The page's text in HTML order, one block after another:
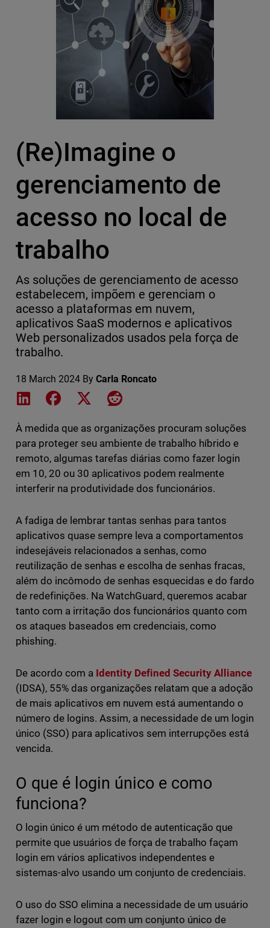
(Re)Imagine o
gerenciamento de
acesso no local de
trabalho
As soluções de gerenciamento de acesso
estabelecem, impõem e gerenciam o
acesso a plataformas em nuvem,
aplicativos SaaS modernos e aplicativos
Web personalizados usados pela força de
trabalho.
18 March 2024 By Carla Roncato
Share on LinkedIn
Share on Facebook
Share on XShare on Reddit
À medida que as organizações procuram soluções
para proteger seu ambiente de trabalho híbrido e
remoto, algumas tarefas diárias como fazer login
em 10, 20 ou 30 aplicativos podem realmente
interferir na produtividade dos funcionários.
A fadiga de lembrar tantas senhas para tantos
aplicativos quase sempre leva a comportamentos
indesejáveis relacionados a senhas, como
reutilização de senhas e escolha de senhas fracas,
além do incômodo de senhas esquecidas e do fardo
de redefinições. Na WatchGuard, queremos acabar
tanto com a irritação dos funcionários quanto com
os ataques baseados em credenciais, como
phishing.
De acordo com a Identity Defined Security Alliance
(IDSA), 55% das organizações relatam que a adoção
de mais aplicativos em nuvem está aumentando o
número de logins. Assim, a necessidade de um login
único (SSO) para aplicativos sem interrupções está
vencida.
O que é login único e como
funciona?
O login único é um método de autenticação que
permite que usuários de força de trabalho façam
login em vários aplicativos independentes e
sistemas-alvo usando um conjunto de credenciais.
O uso do SSO elimina a necessidade de um usuário
fazer login e logout com um conjunto único de